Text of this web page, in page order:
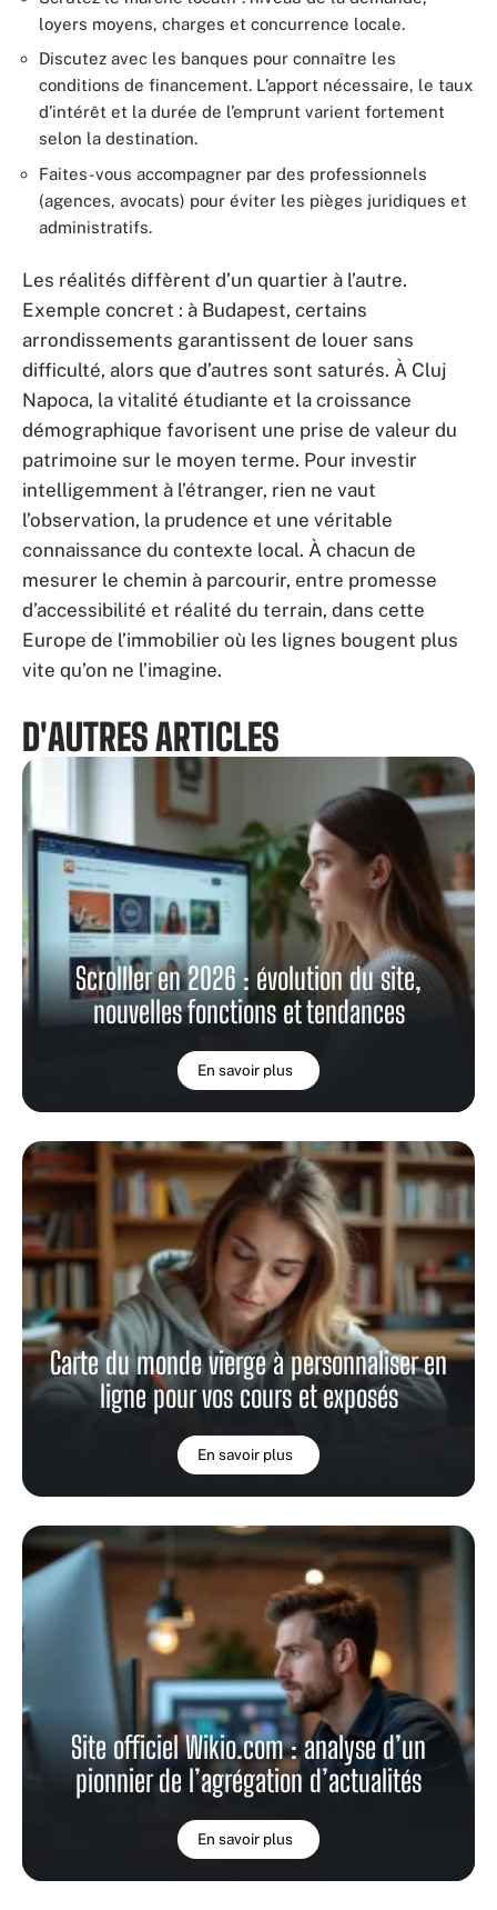
loyers moyens, charges et concurrence locale.
Discutez avec les banques pour connaître les
conditions de financement. L’apport nécessaire, le taux
d’intérêt et la durée de l’emprunt varient fortement
selon la destination.
Faites-vous accompagner par des professionnels
(agences, avocats) pour éviter les pièges juridiques et
administratifs.
Les réalités diffèrent d’un quartier à l’autre.
Exemple concret : à Budapest, certains
arrondissements garantissent de louer sans
difficulté, alors que d’autres sont saturés. À Cluj
Napoca, la vitalité étudiante et la croissance
démographique favorisent une prise de valeur du
patrimoine sur le moyen terme. Pour investir
intelligemment à l’étranger, rien ne vaut
l’observation, la prudence et une véritable
connaissance du contexte local. À chacun de
mesurer le chemin à parcourir, entre promesse
d’accessibilité et réalité du terrain, dans cette
Europe de l’immobilier où les lignes bougent plus
vite qu’on ne l’imagine.
D'AUTRES ARTICLES
Scrolller en 2026 : évolution du site,
nouvelles fonctions et tendances
En savoir plus
Carte du monde vierge à personnaliser en
ligne pour vos cours et exposés
En savoir plus
Site officiel Wikio.com : analyse d’un
pionnier de l’agrégation d’actualités
En savoir plus